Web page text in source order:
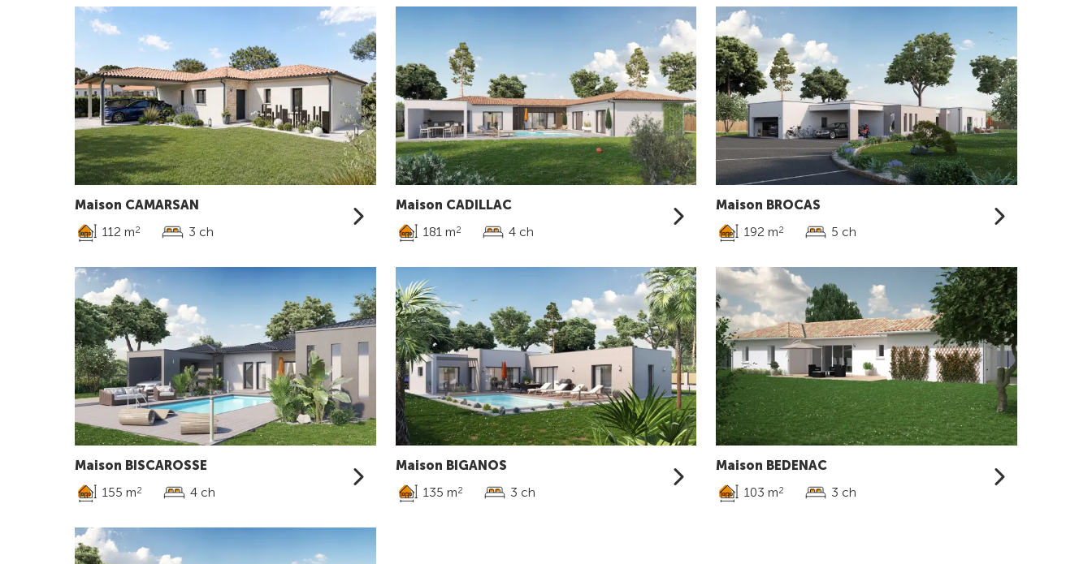
Maison CAMARSAN
112 m2 3 ch
Maison CADILLAC
181 m2 4 ch
Maison BROCAS
192 m2 5 ch
Maison BISCAROSSE
155 m2 4 ch
Maison BIGANOS
135 m2 3 ch
Maison BEDENAC
103 m2 3 ch